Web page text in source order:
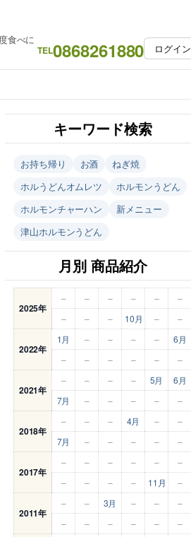
食べに
TEL0868261880 ログイン
キーワード検索
お持ち帰り お酒
ねぎ焼
ホルうどんオムレツ
ホルモンうどん
ホルモンチャーハン
新メニュー
津山ホルモンうどん
月別 商品紹介
2025年
– – – – –
–
–
– – 10月 – –
2022年
1月 – – – –
6月
–
– – – – –
2021年
– – – – 5月
6月
7月
– – – – –
2018年
– – – 4月 –
–
7月
– – – – –
2017年
– – – – –
–
–
– – – 11月 –
2011年
– – 3月 – –
–
–
– – – – –